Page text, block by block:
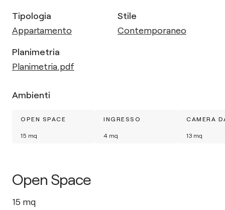
Tipologia
Appartamento
Stile
Contemporaneo
Planimetria
Planimetria.pdf
Ambienti
OPEN SPACE
15 mq
INGRESSO
4 mq
CAMERA
13 mq
Open Space
15 mq